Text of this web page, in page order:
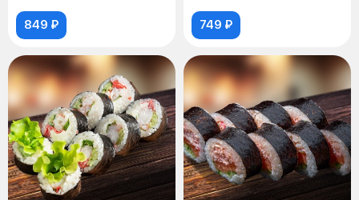
849 ₽ 749 ₽